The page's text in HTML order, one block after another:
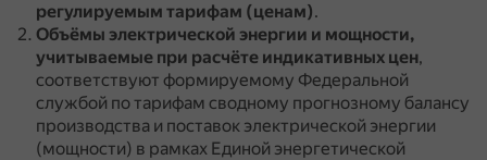
регулируемым тарифам (ценам).
Объёмы электрической энергии и мощности,
учитываемые при расчёте индикативных цен,
соответствуют формируемому Федеральной
службой по тарифам сводному прогнозному балансу
производства и поставок электрической энергии
(мощности) в рамках Единой энергетической